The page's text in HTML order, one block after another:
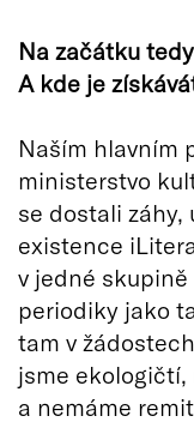
Na začátku
A kde je
Naším hlavním
ministerstvo
se dostali záhy,
existence
v jedné
periodiky jako
tam v
jsme
a nemáme